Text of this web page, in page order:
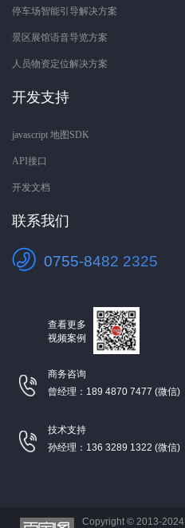
停车场智能引导解决方案
景区展馆语音导览方案
人员物资定位解决方案
开发支持
javascript 地图SDK
API接口
开发文档
联系我们
0755-8482 2325
查看更多
视频案例
商务咨询
曾经理：189 4870 7477 (微信)
技术支持
孙经理：136 3289 1322 (微信)
Copyright © 2013-2024